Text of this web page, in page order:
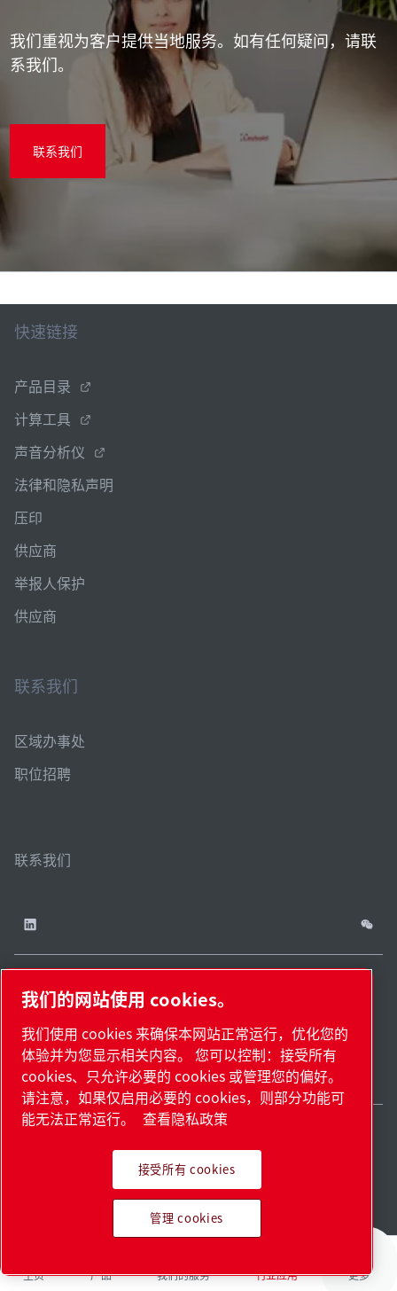
我们重视为客户提供当地服务。如有任何疑问，请联
系我们。
联系我们
主页 产品 我们的服务 行业应用 更多
快速链接
产品目录
计算工具
声音分析仪
法律和隐私声明
压印
供应商
举报人保护
供应商
联系我们
区域办事处
职位招聘
联系我们
地
图.
cookies18009737
号-2
12011302124444
号
国际贸易有限公司版权
所有
China / ZH
Pioneering products.
Passionately applied.
我们的网站使用 cookies。
我们使用 cookies 来确保本网站正常运行，优化您的
体验并为您显示相关内容。 您可以控制：接受所有
cookies、只允许必要的 cookies 或管理您的偏好。
请注意，如果仅启用必要的 cookies，则部分功能可
能无法正常运行。
查看隐私政策
接受所有 cookies
管理 cookies